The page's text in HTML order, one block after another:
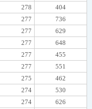
278
404
277
736
277
629
277
648
277
455
277
551
275
462
274
530
274
626